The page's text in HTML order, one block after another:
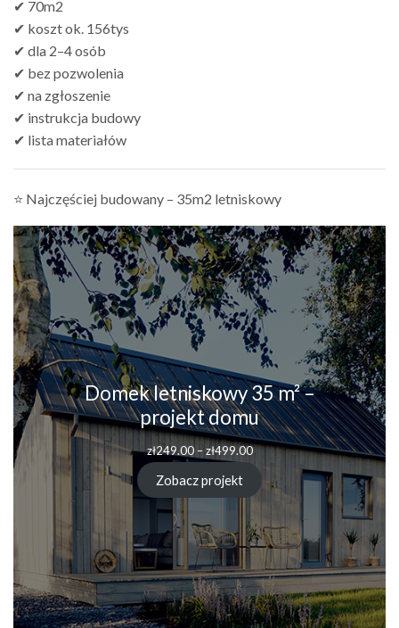
✔ 70m2
✔ koszt ok. 156tys
✔ dla 2–4 osób
✔ bez pozwolenia
✔ na zgłoszenie
✔ instrukcja budowy
✔ lista materiałów
⭐ Najczęściej budowany – 35m2 letniskowy
Domek letniskowy 35 m² –
projekt domu
zł249.00 – zł499.00
Zobacz projekt